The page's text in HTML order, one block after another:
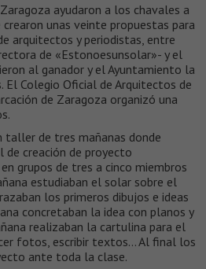
ayudaron a los chavales a
unas veinte propuestas para
arquitectos y periodistas, entre
de «Estonoesunsolar»- y el
al ganador y el Ayuntamiento la
El Colegio Oficial de Arquitectos de
de Zaragoza organizó una
taller de tres mañanas donde
de creación de proyecto
grupos de tres a cinco miembros
estudiaban el solar sobre el
los primeros dibujos e ideas
concretaban la idea con planos y
realizaban la cartulina para el
fotos, escribir textos… Al final los
ante toda la clase.